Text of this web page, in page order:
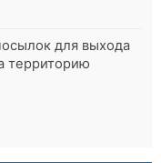
для выхода
территорию